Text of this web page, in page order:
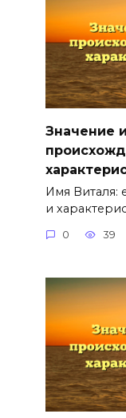
Значение
Имя Виталя:
и
0 39